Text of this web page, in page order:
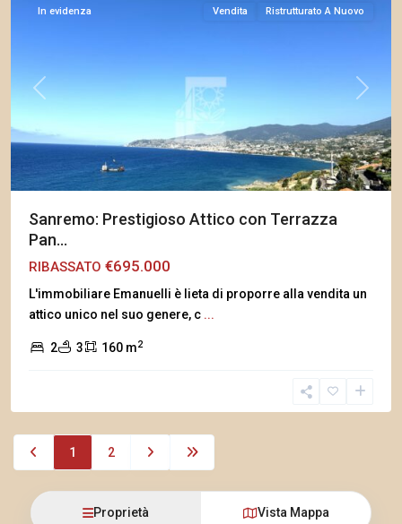
Previous Next
In evidenza Vendita Ristrutturato A Nuovo
Sanremo: Prestigioso Attico con Terrazza
Pan...
RIBASSATO €695.000
L'immobiliare Emanuelli è lieta di proporre alla vendita un
attico unico nel suo genere, c ...
2 3 160 m2
1 2
Proprietà Vista Mappa